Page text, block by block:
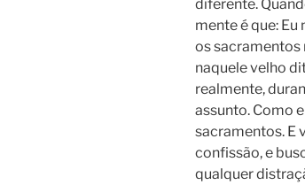
diferente.
mente é que:
os sacramentos
naquele velho
realmente,
assunto. Como
sacramentos. E
confissão, e
qualquer